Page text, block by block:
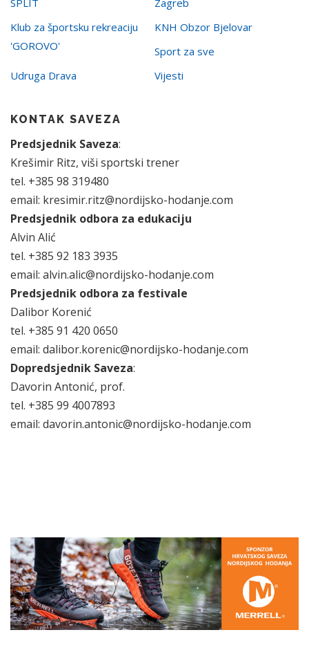
SPLIT
Zagreb
Klub za športsku rekreaciju
'GOROVO'
KNH Obzor Bjelovar
Sport za sve
Udruga Drava
Vijesti
KONTAK SAVEZA
Predsjednik Saveza:
Krešimir Ritz, viši sportski trener
tel. +385 98 319480
email: kresimir.ritz@nordijsko-hodanje.com
Predsjednik odbora za edukaciju
Alvin Alić
tel. +385 92 183 3935
email: alvin.alic@nordijsko-hodanje.com
Predsjednik odbora za festivale
Dalibor Korenić
tel. +385 91 420 0650
email: dalibor.korenic@nordijsko-hodanje.com
Dopredsjednik Saveza:
Davorin Antonić, prof.
tel. +385 99 4007893
email: davorin.antonic@nordijsko-hodanje.com